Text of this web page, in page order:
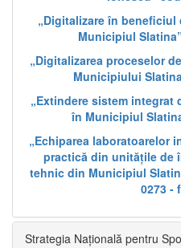
„Digitalizare în
Municipiul
„Digitalizarea proceselor
Municipiului
„Extindere sistem integrat
în Municipiul
„Echiparea laboratoarelor
practică din unitățile de
tehnic din Municipiul
0273 -
Strategia Națională pentru